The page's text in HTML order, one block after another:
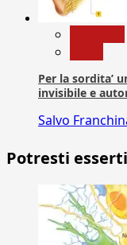
Per la sordita’
invisibile e
Salvo
Potresti